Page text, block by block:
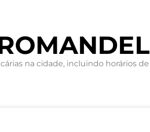
na cidade, incluindo horários de